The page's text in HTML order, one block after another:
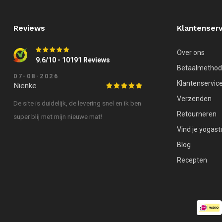
Reviews
9.6/10 - 10191 Reviews
07-08-2026
Nienke
De site is duidelijk, de levering snel en ik ben
super blij met mijn nieuwe mat!
Over ons
Klantenservice
Verzenden
Retourneren
Vind je
Blog
Recepten